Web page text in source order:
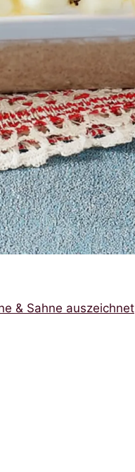
& Sahne auszeichnet